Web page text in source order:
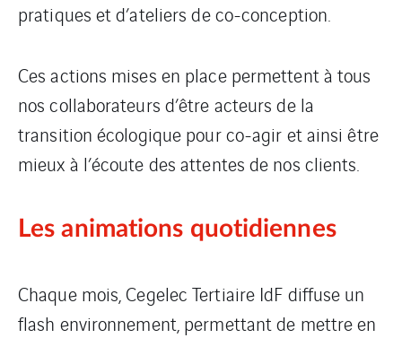
pratiques et d’ateliers de co-conception.
Ces actions mises en place permettent à tous
nos collaborateurs d’être acteurs de la
transition écologique pour co-agir et ainsi être
mieux à l’écoute des attentes de nos clients.
Les animations quotidiennes
Chaque mois, Cegelec Tertiaire IdF diffuse un
flash environnement, permettant de mettre en